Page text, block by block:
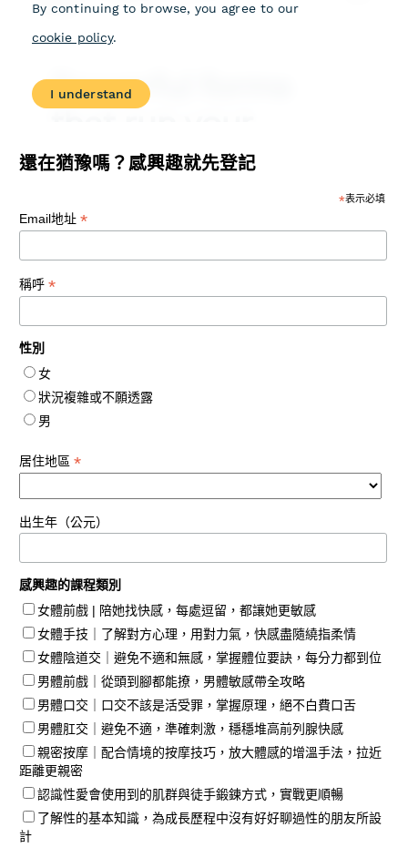
還在猶豫嗎？感興趣就先登記
*表示必填
Email地址 *
稱呼 *
性別
女
狀況複雜或不願透露
男
居住地區 *
出生年（公元）
感興趣的課程類別
女體前戲 | 陪她找快感，每處逗留，都讓她更敏感
女體手技｜了解對方心理，用對力氣，快感盡隨繞指柔情
女體陰道交｜避免不適和無感，掌握體位要訣，每分力都到位
男體前戲｜從頭到腳都能撩，男體敏感帶全攻略
男體口交｜口交不該是活受罪，掌握原理，絕不白費口舌
男體肛交｜避免不適，準確刺激，穩穩堆高前列腺快感
親密按摩｜配合情境的按摩技巧，放大體感的增溫手法，拉近
距離更親密
認識性愛會使用到的肌群與徒手鍛鍊方式，實戰更順暢
了解性的基本知識，為成長歷程中沒有好好聊過性的朋友所設
計